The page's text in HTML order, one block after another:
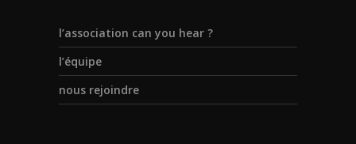
l’association can you hear ?
l’équipe
nous rejoindre